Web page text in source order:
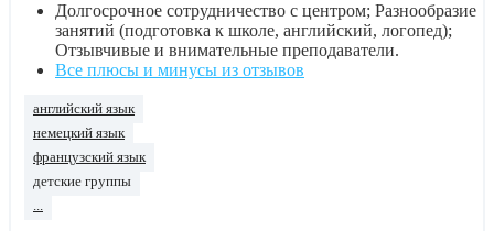
Долгосрочное сотрудничество с центром; Разнообразие
занятий (подготовка к школе, английский, логопед);
Отзывчивые и внимательные преподаватели.
Все плюсы и минусы из отзывов
английский язык
немецкий язык
французский язык
детские группы
...